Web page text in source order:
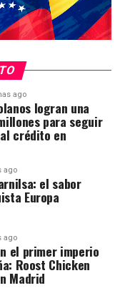
ago
logran una
para seguir
crédito en
ago
el sabor
Europa
ago
el primer imperio
Roost Chicken
Madrid